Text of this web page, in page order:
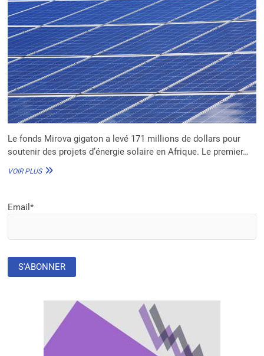
Le fonds Mirova gigaton a levé 171 millions de dollars pour
soutenir des projets d’énergie solaire en Afrique. Le premier…
VOIR PLUSENERGIES
MILLIONS
Email*